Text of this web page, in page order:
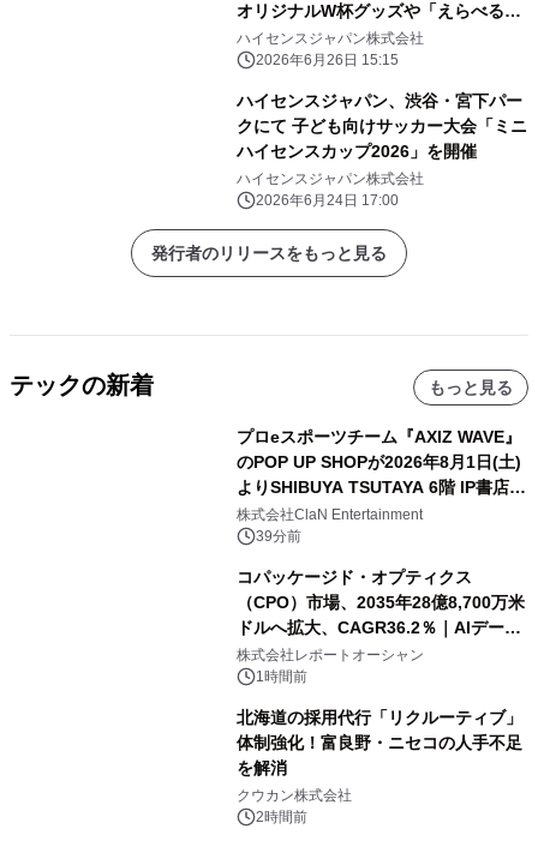
オリジナルW杯グッズや「えらべる
Pay」が その場で当たるキャンペーン
を展開
ハイセンスジャパン株式会社
2026年6月26日 15:15
ハイセンスジャパン、渋谷・宮下パー
クにて 子ども向けサッカー大会「ミニ
ハイセンスカップ2026」を開催
ハイセンスジャパン株式会社
2026年6月24日 17:00
発行者のリリースをもっと見る
テックの新着 もっと見る
プロeスポーツチーム『AXIZ WAVE』
のPOP UP SHOPが2026年8月1日(土)
よりSHIBUYA TSUTAYA 6階 IP書店で
開催決定！！
株式会社ClaN Entertainment
39分前
コパッケージド・オプティクス
（CPO）市場、2035年28億8,700万米
ドルへ拡大、CAGR36.2％｜AIデータ
センター・高速光通信需要が成長を加
速
株式会社レポートオーシャン
1時間前
北海道の採用代行「リクルーティブ」
体制強化！富良野・ニセコの人手不足
を解消
クウカン株式会社
2時間前